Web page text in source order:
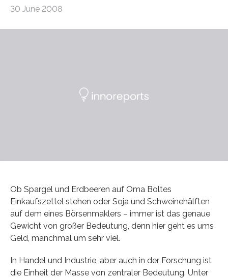
30 June 2008
Ob Spargel und Erdbeeren auf Oma Boltes
Einkaufszettel stehen oder Soja und Schweinehälften
auf dem eines Börsenmaklers – immer ist das genaue
Gewicht von großer Bedeutung, denn hier geht es ums
Geld, manchmal um sehr viel.
In Handel und Industrie, aber auch in der Forschung ist
die Einheit der Masse von zentraler Bedeutung. Unter